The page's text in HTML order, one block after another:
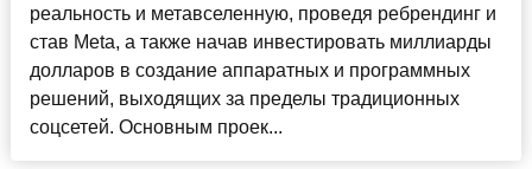
реальность и метавселенную, проведя ребрендинг и
став Meta, а также начав инвестировать миллиарды
долларов в создание аппаратных и программных
решений, выходящих за пределы традиционных
соцсетей. Основным проек...